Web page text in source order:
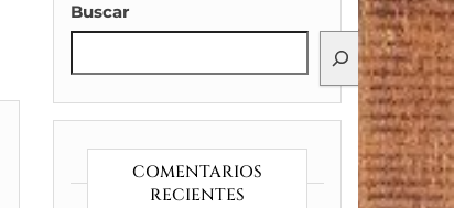
Buscar
COMENTARIOS
RECIENTES